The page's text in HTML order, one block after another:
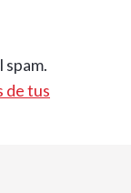
spam.
de tus